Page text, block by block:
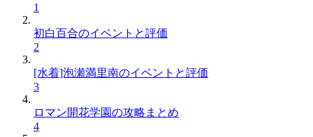
1
初白百合のイベントと評価
2
[水着]泡瀬満里南のイベントと評価
3
ロマン開花学園の攻略まとめ
4